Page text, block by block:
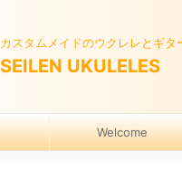
カスタムメイドのウクレレとギタ
SEILEN UKULELES
Welcome